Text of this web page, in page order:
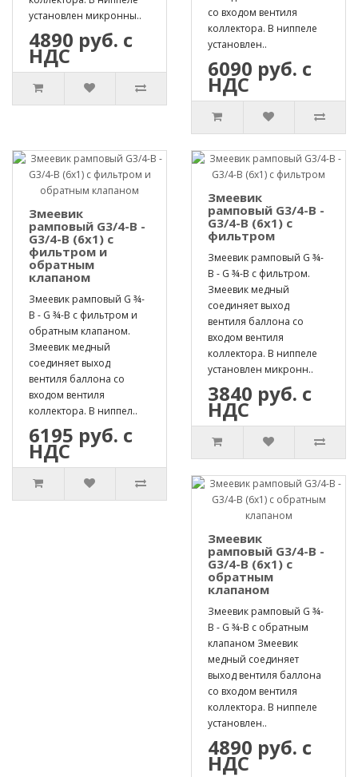
установлен микронны..
4890 руб. с
НДС
со входом вентиля
коллектора. В ниппеле
установлен..
6090 руб. с
НДС
Змеевик
рамповый G3/4-B -
G3/4-B (6х1) с
фильтром и
обратным
клапаном
Змеевик рамповый G ¾-
B - G ¾-B с фильтром и
обратным клапаном.
Змеевик медный
соединяет выход
вентиля баллона со
входом вентиля
коллектора. В ниппел..
6195 руб. с
НДС
Змеевик
рамповый G3/4-B -
G3/4-B (6х1) с
фильтром
Змеевик рамповый G ¾-
B - G ¾-B с фильтром.
Змеевик медный
соединяет выход
вентиля баллона со
входом вентиля
коллектора. В ниппеле
установлен микронн..
3840 руб. с
НДС
Змеевик
рамповый G3/4-B -
G3/4-B (6х1) с
обратным
клапаном
Змеевик рамповый G ¾-
B - G ¾-B с обратным
клапаном Змеевик
медный соединяет
выход вентиля баллона
со входом вентиля
коллектора. В ниппеле
установлен..
4890 руб. с
НДС